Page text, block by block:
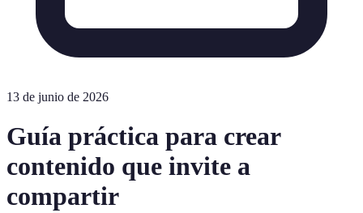
13 de junio de 2026
Guía práctica para crear
contenido que invite a
compartir